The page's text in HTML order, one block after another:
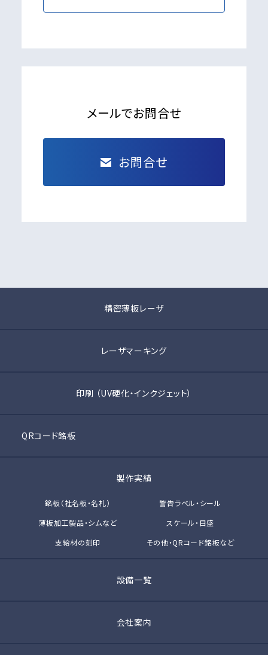
メールでお問合せ
お問合せ
精密薄板レーザ
レーザマーキング
印刷 （UV硬化・インクジェット）
QRコード銘板
製作実績
銘板（社名板・名札）
警告ラベル・シール
薄板加工製品・シムなど
スケール・目盛
支給材の刻印
その他・QRコード銘板など
設備一覧
会社案内